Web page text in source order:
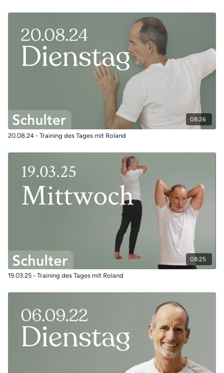
08:26
20.08.24 - Training des Tages mit Roland
08:25
19.03.25 - Training des Tages mit Roland